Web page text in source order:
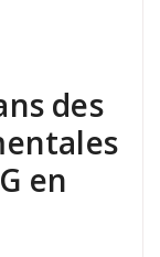
des
en